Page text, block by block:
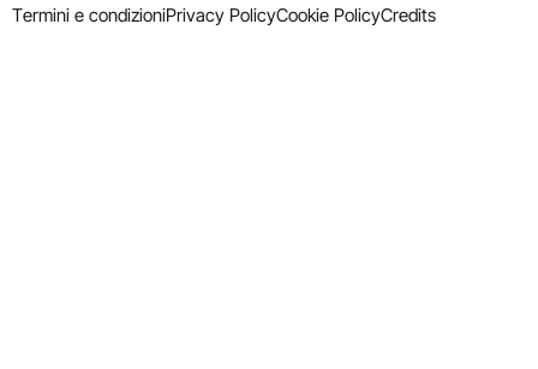
Termini e condizioniPrivacy PolicyCookie PolicyCredits